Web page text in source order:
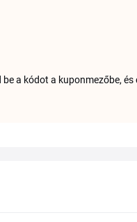
a kódot a kuponmezőbe,